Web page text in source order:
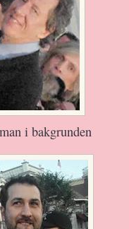
i bakgrunden